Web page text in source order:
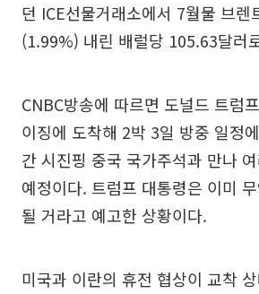
던 ICE선물거래소에서 7월물 브렌
(1.99%) 내린 배럴당 105.63달러
CNBC방송에 따르면 도널드 트럼
이징에 도착해 2박 3일 방중 일정
간 시진핑 중국 국가주석과 만나
예정이다. 트럼프 대통령은 이미
될 거라고 예고한 상황이다.
미국과 이란의 휴전 협상이 교착